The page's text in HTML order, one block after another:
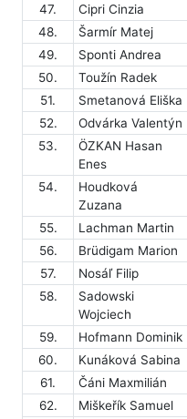
47.
Cipri Cinzia
48.
Šarmír Matej
49.
Sponti Andrea
50.
Toužín Radek
51.
Smetanová Eliška
52.
Odvárka Valentýn
53.
ÖZKAN Hasan
Enes
54.
Houdková
Zuzana
55. Lachman Martin
56.
Brüdigam Marion
57.
Nosáľ Filip
58.
Sadowski
Wojciech
59. Hofmann Dominik
60.
Kunáková Sabina
61.
Čáni Maxmilián
62.
Miškeřík Samuel